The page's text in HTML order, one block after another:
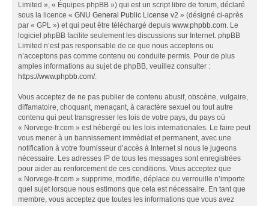
Limited », « Équipes phpBB ») qui est un script libre de forum, déclaré
sous la licence « GNU General Public License v2 » (désigné ci-après
par « GPL ») et qui peut être téléchargé depuis www.phpbb.com. Le
logiciel phpBB facilite seulement les discussions sur Internet. phpBB
Limited n’est pas responsable de ce que nous acceptons ou
n’acceptons pas comme contenu ou conduite permis. Pour de plus
amples informations au sujet de phpBB, veuillez consulter :
https://www.phpbb.com/.
Vous acceptez de ne pas publier de contenu abusif, obscène, vulgaire,
diffamatoire, choquant, menaçant, à caractère sexuel ou tout autre
contenu qui peut transgresser les lois de votre pays, du pays où
« Norvege-fr.com » est hébergé ou les lois internationales. Le faire peut
vous mener à un bannissement immédiat et permanent, avec une
notification à votre fournisseur d’accès à Internet si nous le jugeons
nécessaire. Les adresses IP de tous les messages sont enregistrées
pour aider au renforcement de ces conditions. Vous acceptez que
« Norvege-fr.com » supprime, modifie, déplace ou verrouille n’importe
quel sujet lorsque nous estimons que cela est nécessaire. En tant que
membre, vous acceptez que toutes les informations que vous avez